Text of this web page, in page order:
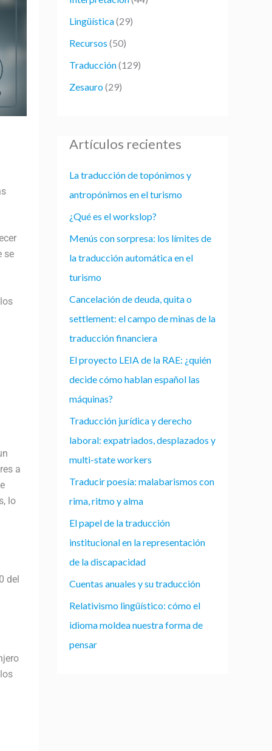
se
a
lo
del
Lingüística(29)
Recursos (50)
Traducción(129)
Zesauro(29)
Artículos recientes
La traducción de topónimos y
antropónimos en el turismo
¿Qué es el workslop?
Menús con sorpresa: los límites de
la traducción automática en el
turismo
Cancelación de deuda, quita o
settlement: el campo de minas de la
traducción financiera
El proyecto LEIA de la RAE: ¿quién
decide cómo hablan español las
máquinas?
Traducción jurídica y derecho
laboral: expatriados, desplazados y
multi-state workers
Traducir poesía: malabarismos con
rima, ritmo y alma
El papel de la traducción
institucional en la representación
de la discapacidad
Cuentas anuales y su traducción
Relativismo lingüístico: cómo el
idioma moldea nuestra forma de
pensar